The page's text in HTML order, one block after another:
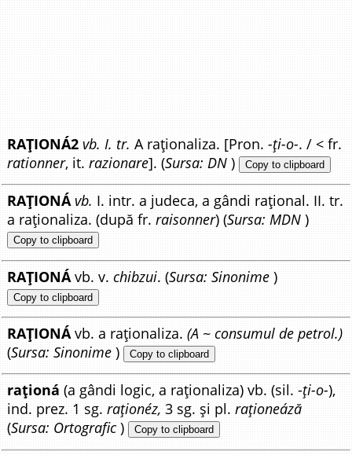
RAȚIONÁ2 vb. I. tr. A raționaliza. [Pron.-ți-o-. / < fr.
rationner, it.razionare]. (Sursa: DN ) Copy to clipboard
RAȚIONÁ vb. I. intr. a judeca, a gândi rațional. II. tr.
a raționaliza. (după fr.raisonner) (Sursa: MDN )
Copy to clipboard
RAȚIONÁ vb. v.chibzui. (Sursa: Sinonime )
Copy to clipboard
RAȚIONÁvb. a raționaliza.(A ~ consumul de petrol.)
(Sursa: Sinonime ) Copy to clipboard
raționá (a gândi logic, a raționaliza) vb. (sil. -ți-o-),
ind. prez. 1 sg.raționéz, 3 sg. și pl.raționeáză
(Sursa: Ortografic ) Copy to clipboard